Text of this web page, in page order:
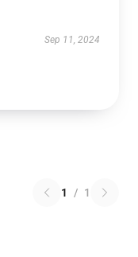
Sep 11, 2024
1 / 1